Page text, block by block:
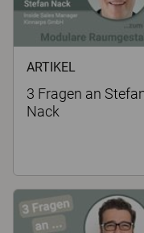
ARTIKEL
3 Fragen an
Nack